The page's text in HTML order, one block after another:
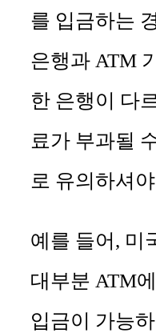
를 입금하는
은행과 ATM
한 은행이 다
료가 부과될
로 유의하셔
예를 들어, 미
대부분 ATM
입금이 가능